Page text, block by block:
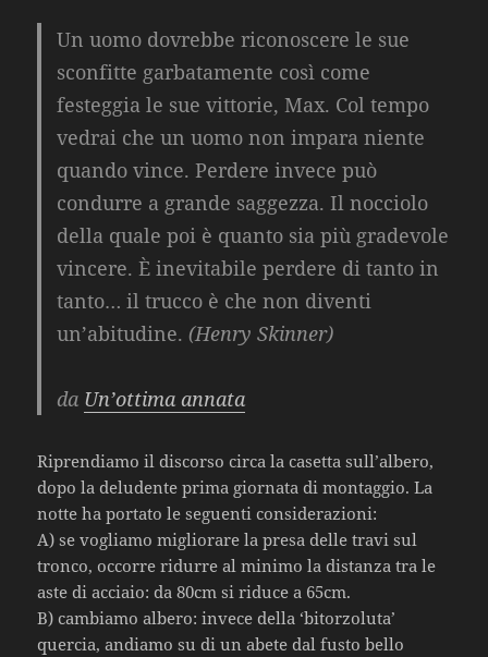
Un uomo dovrebbe riconoscere le sue
sconfitte garbatamente così come
festeggia le sue vittorie, Max. Col tempo
vedrai che un uomo non impara niente
quando vince. Perdere invece può
condurre a grande saggezza. Il nocciolo
della quale poi è quanto sia più gradevole
vincere. È inevitabile perdere di tanto in
tanto… il trucco è che non diventi
un’abitudine. (Henry Skinner)
da Un’ottima annata
Riprendiamo il discorso circa la casetta sull’albero,
dopo la deludente prima giornata di montaggio. La
notte ha portato le seguenti considerazioni:
A) se vogliamo migliorare la presa delle travi sul
tronco, occorre ridurre al minimo la distanza tra le
aste di acciaio: da 80cm si riduce a 65cm.
B) cambiamo albero: invece della ‘bitorzoluta’
quercia, andiamo su di un abete dal fusto bello